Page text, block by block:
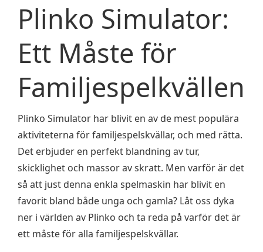
Plinko Simulator:
Ett Måste för
Familjespelkvällen
Plinko Simulator har blivit en av de mest populära
aktiviteterna för familjespelskvällar, och med rätta.
Det erbjuder en perfekt blandning av tur,
skicklighet och massor av skratt. Men varför är det
så att just denna enkla spelmaskin har blivit en
favorit bland både unga och gamla? Låt oss dyka
ner i världen av Plinko och ta reda på varför det är
ett måste för alla familjespelskvällar.